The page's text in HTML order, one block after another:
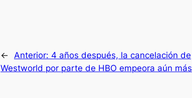
← Anterior: 4 años después, la cancelación de
Westworld por parte de HBO empeora aún más